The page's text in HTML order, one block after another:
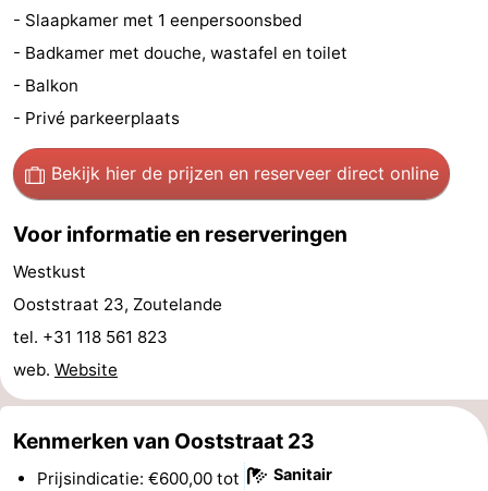
Steden
Rondleidingen
Sporten
Zwembaden
-
Fietsen
-
Wandelen
-
Paardrijden
-
Golfbanen
-
en
en
Evenementen
- Slaapkamer met 1 eenpersoonsbed
- Badkamer met douche, wastafel en toilet
- Balkon
- Privé parkeerplaats
Bekijk hier de prijzen en reserveer direct online
Voor informatie en reserveringen
Westkust
Ooststraat 23, Zoutelande
tel. +31 118 561 823
web. Website
Kenmerken van Ooststraat 23
Prijsindicatie: €600,00 tot Sanitair